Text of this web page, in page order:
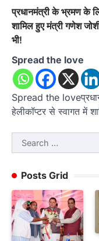
प्रधानमंत्री के भ्रमण के
शामिल हुए मंत्री गणेश
भी!
Spread the love
Spread the
हेलीकॉप्टर से स्वागत में
Search
for:
Posts Grid